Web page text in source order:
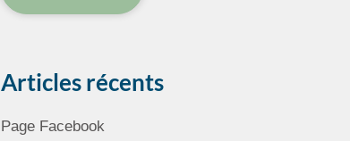
Articles récents
Page Facebook